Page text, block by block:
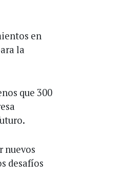
en
la
que 300
nuevos
desafíos